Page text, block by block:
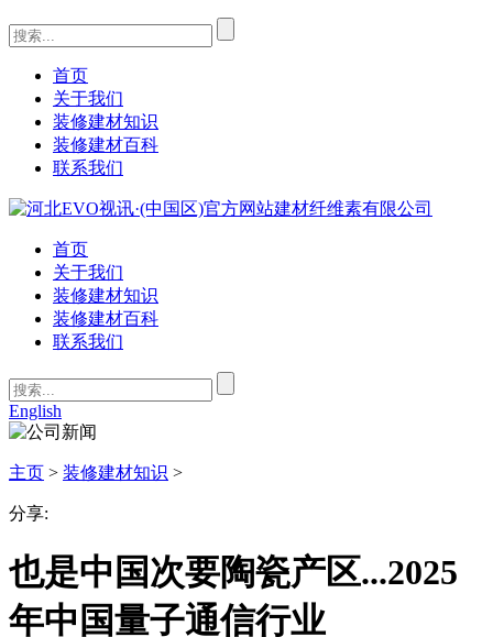
首页
关于我们
装修建材知识
装修建材百科
联系我们
首页
关于我们
装修建材知识
装修建材百科
联系我们
English
主页 > 装修建材知识 >
分享:
也是中国次要陶瓷产区...2025
年中国量子通信行业